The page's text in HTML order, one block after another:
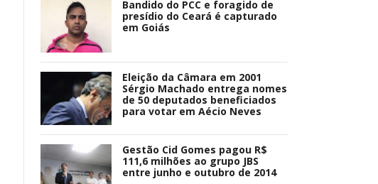
Bandido do PCC e foragido de
presídio do Ceará é capturado
em Goiás
Eleição da Câmara em 2001
Sérgio Machado entrega nomes
de 50 deputados beneficiados
para votar em Aécio Neves
Gestão Cid Gomes pagou R$
111,6 milhões ao grupo JBS
entre junho e outubro de 2014